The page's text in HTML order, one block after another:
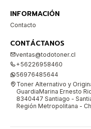
INFORMACIÓN
Contacto
CONTÁCTANOS
ventas@todotoner.cl
+56226958460
56976485644
Toner Alternativo y
GuardiaMarina Ernesto
8340447 Santiago -
Región Metropolitana -